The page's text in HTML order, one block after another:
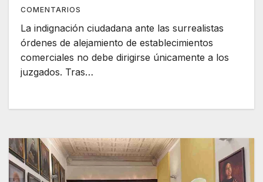
COMENTARIOS
La indignación ciudadana ante las surrealistas
órdenes de alejamiento de establecimientos
comerciales no debe dirigirse únicamente a los
juzgados. Tras…